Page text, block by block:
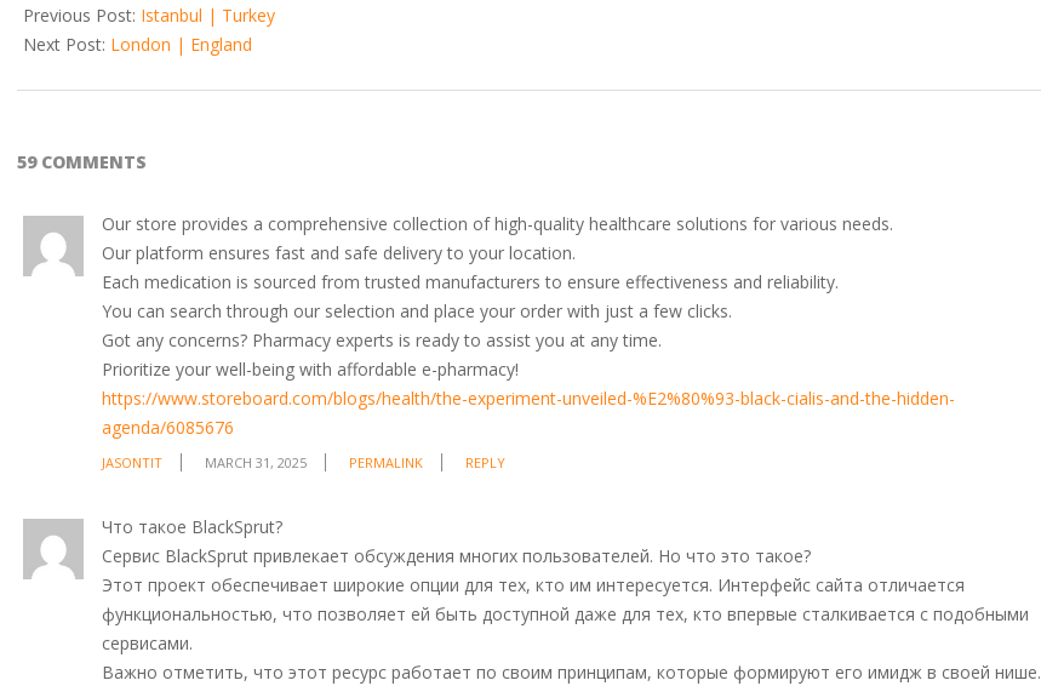
10-
11
Previous Post: Istanbul | Turkey
Next Post: London | England
59 COMMENTS
Our store provides a comprehensive collection of high-quality healthcare solutions for various needs.
Our platform ensures fast and safe delivery to your location.
Each medication is sourced from trusted manufacturers to ensure effectiveness and reliability.
You can search through our selection and place your order with just a few clicks.
Got any concerns? Pharmacy experts is ready to assist you at any time.
Prioritize your well-being with affordable e-pharmacy!
https://www.storeboard.com/blogs/health/the-experiment-unveiled-%E2%80%93-black-cialis-and-the-hidden-
agenda/6085676
JASONTIT MARCH 31, 2025 PERMALINK REPLY
Что такое BlackSprut?
Сервис BlackSprut привлекает обсуждения многих пользователей. Но что это такое?
Этот проект обеспечивает широкие опции для тех, кто им интересуется. Интерфейс сайта отличается
функциональностью, что позволяет ей быть доступной даже для тех, кто впервые сталкивается с подобными
сервисами.
Важно отметить, что этот ресурс работает по своим принципам, которые формируют его имидж в своей нише.